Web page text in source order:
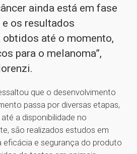
ainda está em fase
os resultados
até o momento,
para o melanoma”,
que o desenvolvimento
passa por diversas etapas,
a disponibilidade no
são realizados estudos em
eficácia e segurança do produto